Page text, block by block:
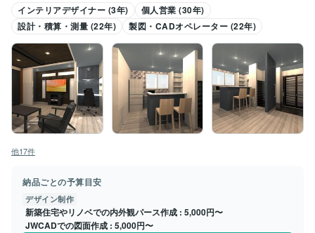
インテリアデザイナー (3年)
個人営業 (30年)
設計・積算・測量 (22年)
製図・CADオペレーター (22年)
他17件
納品ごとの予算目安
デザイン制作
新築住宅やリノベでの内外観パース作成 5,000円〜
JWCADでの図面作成 5,000円〜